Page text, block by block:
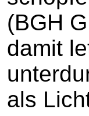
(BGH
damit
als